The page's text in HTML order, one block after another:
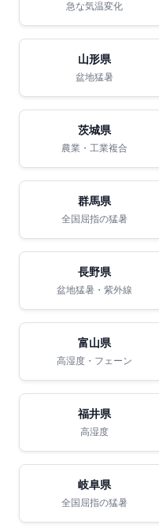
急な気温変化
山形県
盆地猛暑
茨城県
農業・工業複合
群馬県
全国屈指の猛暑
長野県
盆地猛暑・紫外線
富山県
高湿度・フェーン
福井県
高湿度
岐阜県
全国屈指の猛暑